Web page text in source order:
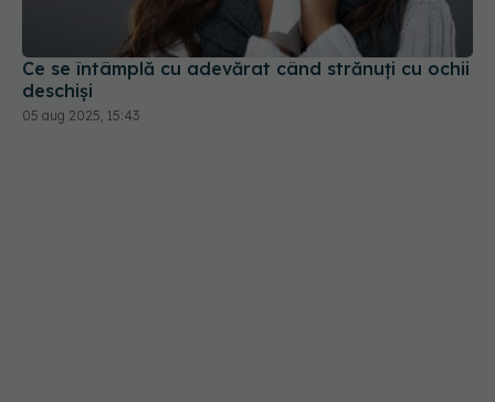
Ce se întâmplă cu adevărat când strănuți cu ochii
deschiși
05 aug 2025, 15:43